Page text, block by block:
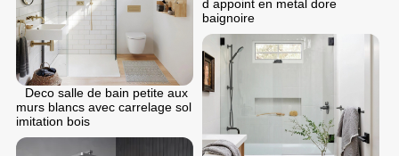
d appoint en metal dore
baignoire
Deco salle de bain petite aux
murs blancs avec carrelage sol
imitation bois